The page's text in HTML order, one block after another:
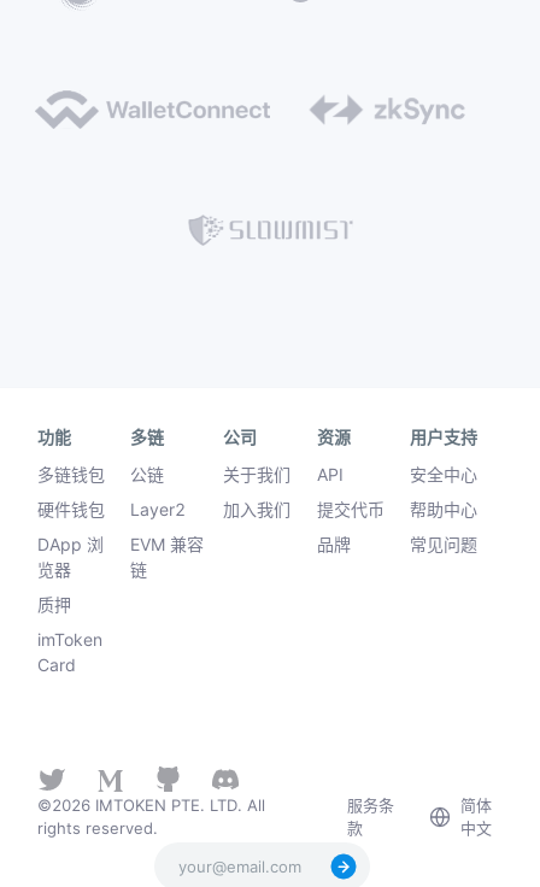
功能
多链钱包
硬件钱包
DApp 浏
览器
质押
imToken
Card
多链
公链
Layer2
EVM 兼容
链
公司
关于我们
加入我们
资源
API
提交代币
品牌
用户支持
安全中心
帮助中心
常见问题
©2026 IMTOKEN PTE. LTD. All
rights reserved.
服务条
款
简体
中文